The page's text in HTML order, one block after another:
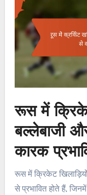
रूस में
बल्लेबाजी
कारक
रूस में क्रिकेट
से प्रभावित होते हैं,